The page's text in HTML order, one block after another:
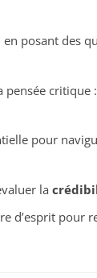
en posant des
pensée critique
pour
la
d’esprit pour